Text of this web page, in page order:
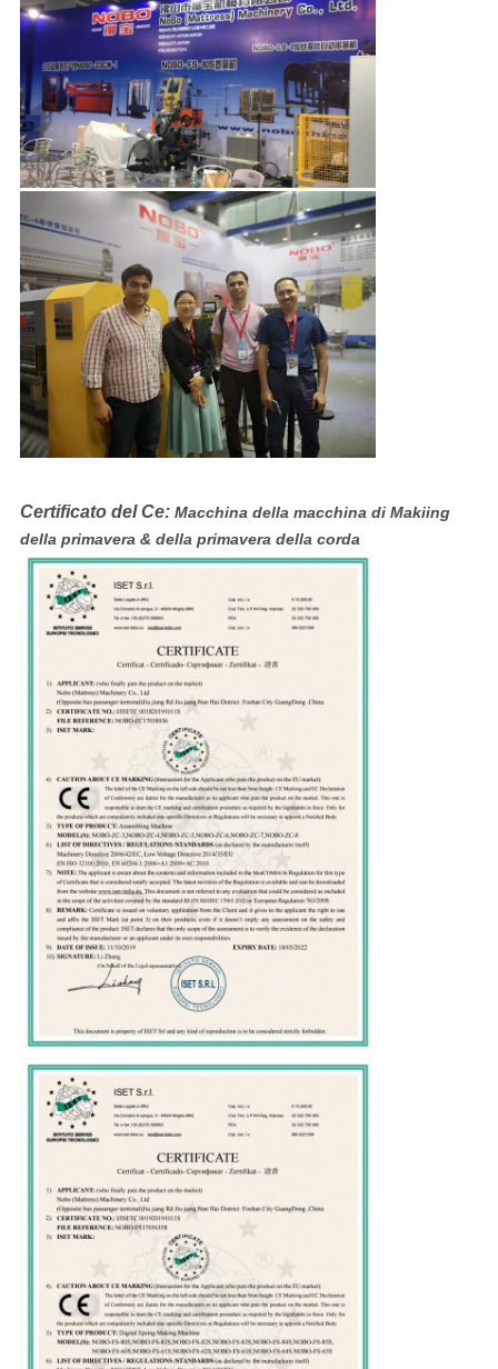
Certificato del Ce: Macchina della macchina di Makiing
della primavera & della primavera della corda